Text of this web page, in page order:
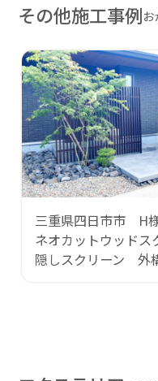
その他施工事例
三重県四日市市
ネオカットウッド
隠しスクリーン 外